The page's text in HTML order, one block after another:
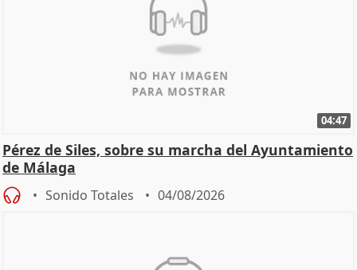
04:47
Pérez de Siles, sobre su marcha del Ayuntamiento
de Málaga
Sonido Totales 04/08/2026